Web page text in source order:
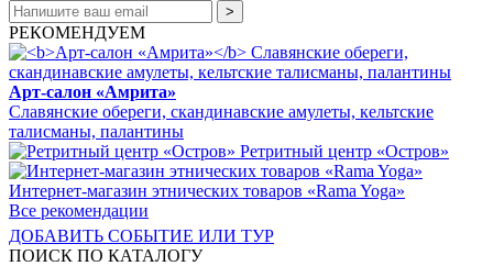
РЕКОМЕНДУЕМ
Арт-салон «Амрита»
Славянские обереги, скандинавские амулеты, кельтские
талисманы, палантины
Ретритный центр «Остров»
Интернет-магазин этнических товаров «Rama Yoga»
Все рекомендации
ДОБАВИТЬ СОБЫТИЕ ИЛИ ТУР
ПОИСК ПО КАТАЛОГУ